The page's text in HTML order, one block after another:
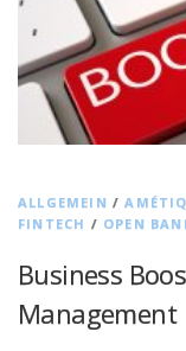
ALLGEMEIN /
FINTECH / OPEN
Business
Management